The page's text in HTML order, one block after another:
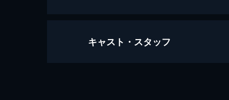
Dans la tête
キャスト・スタッフ